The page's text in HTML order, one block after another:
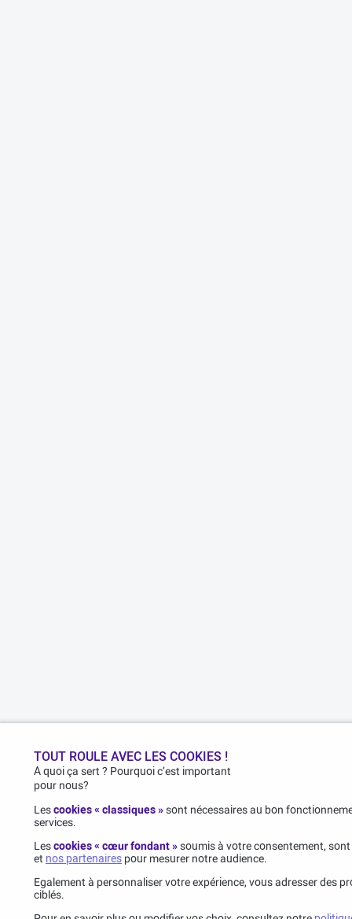
TOUT ROULE AVEC LES COOKIES !
A quoi ça sert ? Pourquoi c’est important
pour nous?
Lescookies « classiques »sont nécessaires au bon
services.
Lescookies « cœur fondant »soumis à votre consentement,
et nos partenaires pour mesurer notre audience.
Egalement à personnaliser votre expérience, vous adresser des
ciblés.